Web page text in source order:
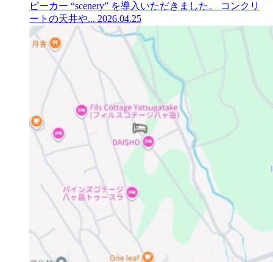
ピーカー “scenery” を導入いただきました。 コンクリ
ートの天井や... 2026.04.25